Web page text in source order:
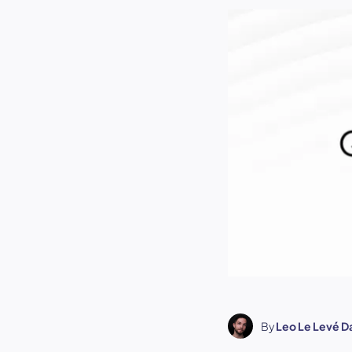
ByLeo Le Levé